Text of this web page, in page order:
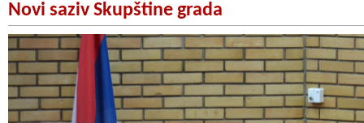
Novi saziv Skupštine grada